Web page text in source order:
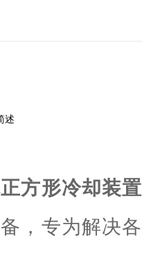
述
方形冷却装置
，专为解决